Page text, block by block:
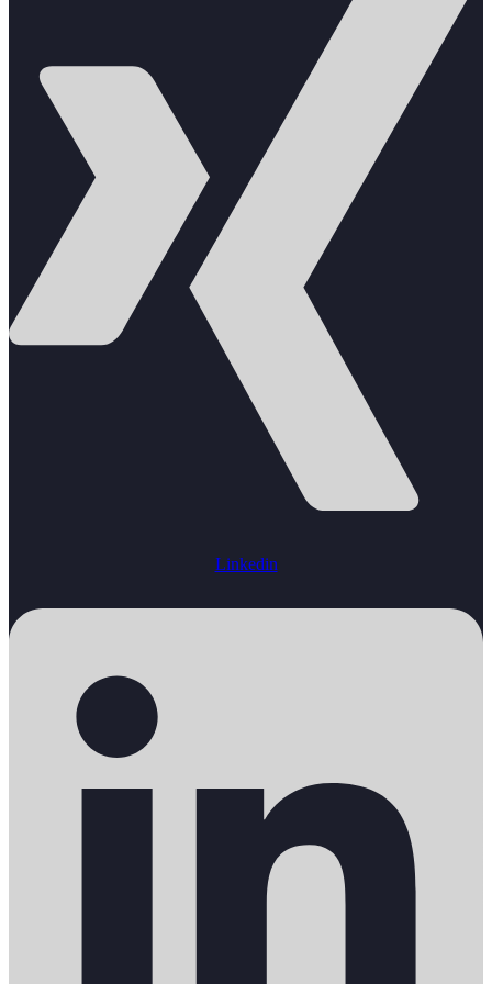
Linkedin